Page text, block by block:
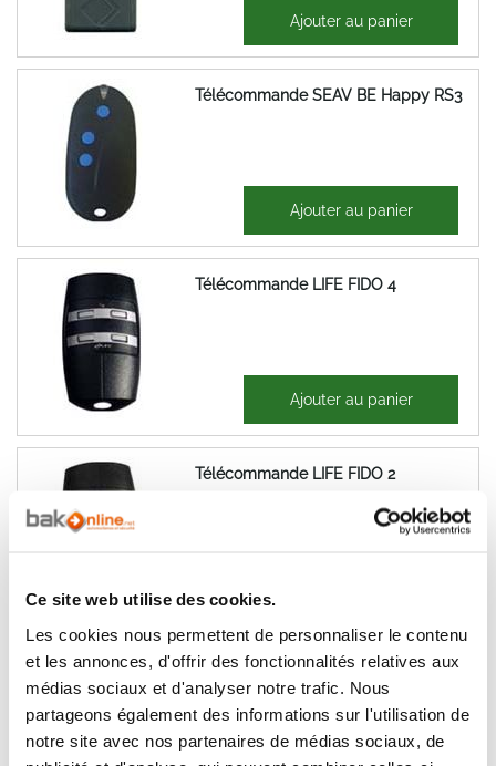
Ce site web utilise des cookies.
Les cookies nous permettent de personnaliser le contenu
et les annonces, d'offrir des fonctionnalités relatives aux
médias sociaux et d'analyser notre trafic. Nous
partageons également des informations sur l'utilisation de
notre site avec nos partenaires de médias sociaux, de
62,09 €
Ajouter au panier
Télécommande SEAV BE Happy RS3
68,84 €
57,37 € Ajouter au panier
Télécommande LIFE FIDO 4
59,00 €
49,17 € Ajouter au panier
Télécommande LIFE FIDO 2
46,38 €
VENTE FLASH
Télécommande CARDIN S738-TX2